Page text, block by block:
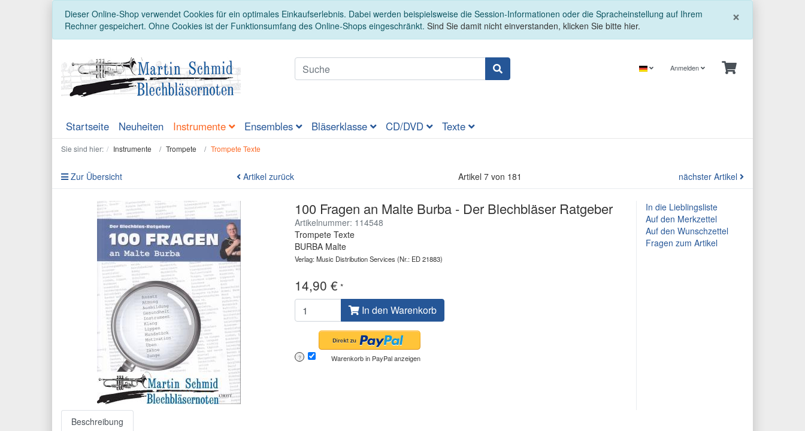
×
Dieser Online-Shop verwendet Cookies für ein optimales Einkaufserlebnis. Dabei werden beispielsweise die Session-Informationen oder die Spracheinstellung auf Ihrem
Rechner gespeichert. Ohne Cookies ist der Funktionsumfang des Online-Shops eingeschränkt. Sind Sie damit nicht einverstanden, klicken Sie bitte hier.
Anmelden
Startseite Neuheiten Instrumente Ensembles Bläserklasse CD/DVD Texte
Sie sind hier: Instrumente Trompete Trompete Texte
Zur Übersicht Artikel zurück Artikel 7 von 181 nächster Artikel
100 Fragen an Malte Burba - Der Blechbläser Ratgeber
Artikelnummer: 114548
Trompete Texte
BURBA Malte
Verlag: Music Distribution Services (Nr.: ED 21883)
14,90 € *
In den Warenkorb
? Warenkorb in PayPal anzeigen
In die Lieblingsliste
Auf den Merkzettel
Auf den Wunschzettel
Fragen zum Artikel
Beschreibung